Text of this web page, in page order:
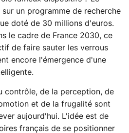
un programme de recherche
doté de 30 millions d'euros.
le cadre de France 2030, ce
de faire sauter les verrous
encore l'émergence d'une
contrôle, de la perception, de
et de la frugalité sont
aujourd'hui. L'idée est de
français de se positionner